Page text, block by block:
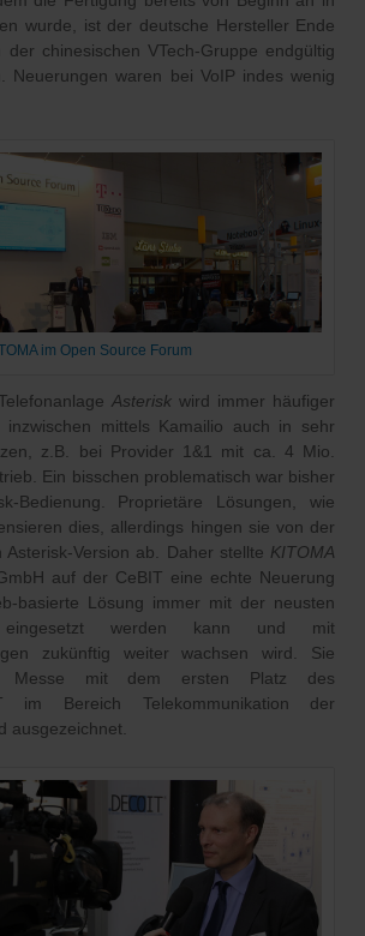
wurde, ist der deutsche Hersteller Ende
chinesischen VTech-Gruppe endgültig
Neuerungen waren bei VoIP indes wenig
im Open Source Forum
Asteriskwird immer häufiger
mittels Kamailio auch in sehr
z.B. bei Provider 1&1 mit ca. 4 Mio.
Ein bisschen problematisch war bisher
Bedienung. Proprietäre Lösungen, wie
dies, allerdings hingen sie von der
Asterisk-Version ab. Daher stellte KITOMA
auf der CeBIT eine echte Neuerung
basierte Lösung immer mit der neusten
eingesetzt werden kann und mit
zukünftig weiter wachsen wird. Sie
mit dem ersten Platz des
IT im Bereich Telekommunikation der
ausgezeichnet.